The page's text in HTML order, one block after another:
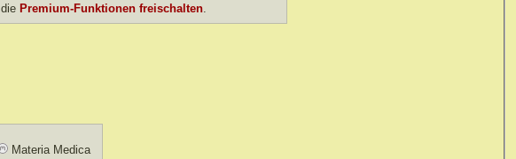
und die Premium-Funktionen freischalten
Materia Medica